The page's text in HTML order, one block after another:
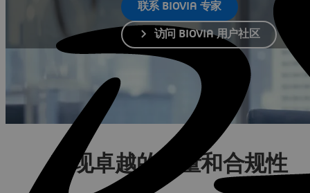
联系 BIOVIA 专家
访问 BIOVIA 用户社区
实现卓越的质量和合规性